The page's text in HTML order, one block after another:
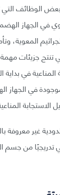
الوظائف التي
في الجهاز
المعوية،
تنتج جزيئات
في بداية
في الجهاز
غير معروفة
تدريجيًا من جسم